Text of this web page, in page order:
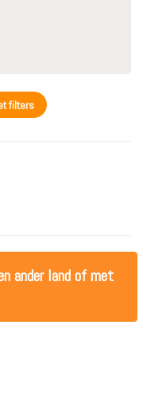
filters
ander land of met